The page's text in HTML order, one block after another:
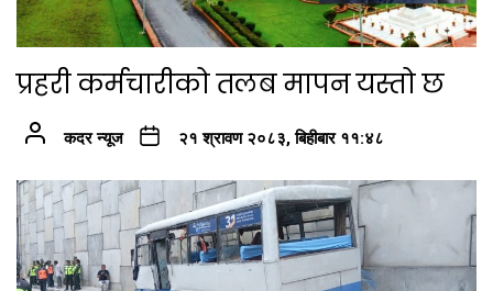
प्रहरी कर्मचारीको तलब मापन यस्तो छ
कदर न्यूज २१ श्रावण २०८३, बिहीबार ११:४८